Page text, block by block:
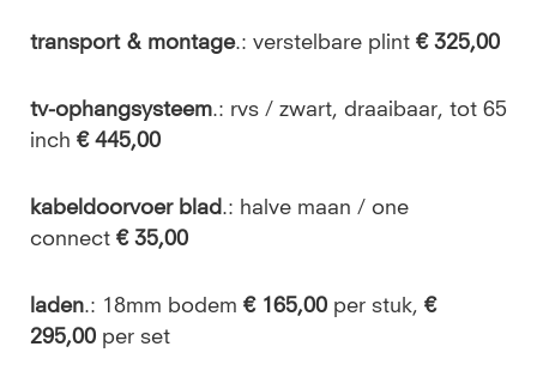
transport & montage.: verstelbare plint € 325,00
tv-ophangsysteem.: rvs / zwart, draaibaar, tot 65
inch € 445,00
kabeldoorvoer blad.: halve maan / one
connect € 35,00
laden.: 18mm bodem € 165,00 per stuk, €
295,00 per set